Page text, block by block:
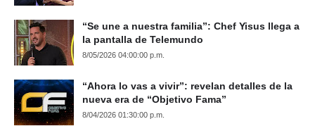
“Se une a nuestra familia”: Chef Yisus llega a
la pantalla de Telemundo
8/05/2026 04:00:00 p.m.
“Ahora lo vas a vivir”: revelan detalles de la
nueva era de “Objetivo Fama”
8/04/2026 01:30:00 p.m.